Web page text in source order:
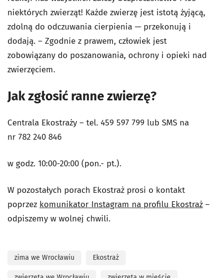
niektórych zwierząt! Każde zwierzę jest istotą żyjącą,
zdolną do odczuwania cierpienia — przekonują i
dodają. – Zgodnie z prawem, człowiek jest
zobowiązany do poszanowania, ochrony i opieki nad
zwierzęciem.
Jak zgłosić ranne zwierzę?
Centrala Ekostraży – tel. 459 597 799 lub SMS na
nr 782 240 846
w godz. 10:00-20:00 (pon.- pt.).
W pozostałych porach Ekostraż prosi o kontakt
poprzez komunikator Instagram na profilu Ekostraż –
odpiszemy w wolnej chwili.
zima we Wrocławiu Ekostraż